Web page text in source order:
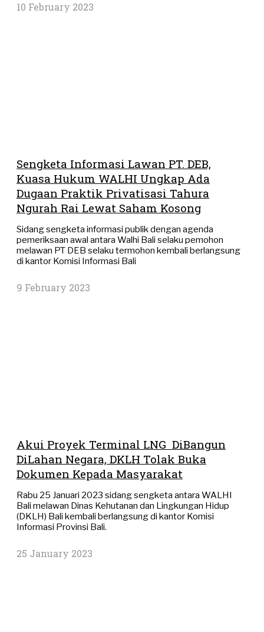
10 February 2023
Sengketa Informasi Lawan PT. DEB,
Kuasa Hukum WALHI Ungkap Ada
Dugaan Praktik Privatisasi Tahura
Ngurah Rai Lewat Saham Kosong
Sidang sengketa informasi publik dengan agenda
pemeriksaan awal antara Walhi Bali selaku pemohon
melawan PT DEB selaku termohon kembali berlangsung
di kantor Komisi Informasi Bali
9 February 2023
Akui Proyek Terminal LNG DiBangun
DiLahan Negara, DKLH Tolak Buka
Dokumen Kepada Masyarakat
Rabu 25 Januari 2023 sidang sengketa antara WALHI
Bali melawan Dinas Kehutanan dan Lingkungan Hidup
(DKLH) Bali kembali berlangsung di kantor Komisi
Informasi Provinsi Bali.
25 January 2023